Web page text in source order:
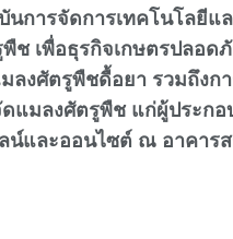
การจัดการเทคโนโลยีแ
ช เพื่อธุรกิจเกษตรปล
งศัตรูพืชดื้อยา รวมถึง
มลงศัตรูพืช แก่ผู้ประก
และออนไซต์ ณ อาคาร